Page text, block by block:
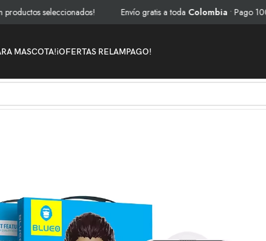
seleccionados! Envío gratis a todaColombia• Pago 100%
MASCOTA!¡OFERTAS RELAMPAGO!